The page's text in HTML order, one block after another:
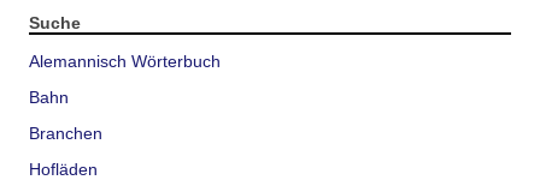
Suche
Alemannisch Wörterbuch
Bahn
Branchen
Hofläden